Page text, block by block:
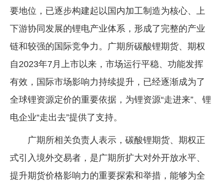
要地位，已逐步构建起以国内加工制造为核心、上
下游协同发展的锂电产业体系，形成了完整的产业
链和较强的国际竞争力。广期所碳酸锂期货、期权
自2023年7月上市以来，市场运行平稳、功能发挥
有效，国际市场影响力持续提升，已经逐渐成为了
全球锂资源定价的重要依据，为锂资源“走进来”、锂
电企业“走出去”提供了支持。
广期所相关负责人表示，碳酸锂期货、期权正
式引入境外交易者，是广期所扩大对外开放水平、
提升期货价格影响力的重要探索和举措，能够为全